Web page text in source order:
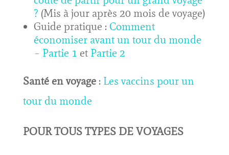
? (Mis à jour après 20 mois de voyage)
Guide pratique : Comment
économiser avant un tour du monde
– Partie 1 et Partie 2
Santé en voyage: Les vaccins pour un
tour du monde
POUR TOUS TYPES DE VOYAGES